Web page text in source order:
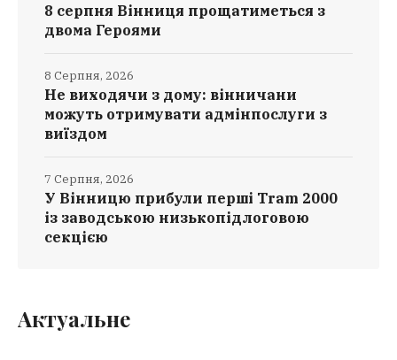
8 серпня Вінниця прощатиметься з
двома Героями
Не виходячи з дому: вінничани
можуть отримувати адмінпослуги з
виїздом
8 Серпня, 2026
У Вінницю прибули перші Tram 2000
із заводською низькопідлоговою
секцією
7 Серпня, 2026
Актуальне